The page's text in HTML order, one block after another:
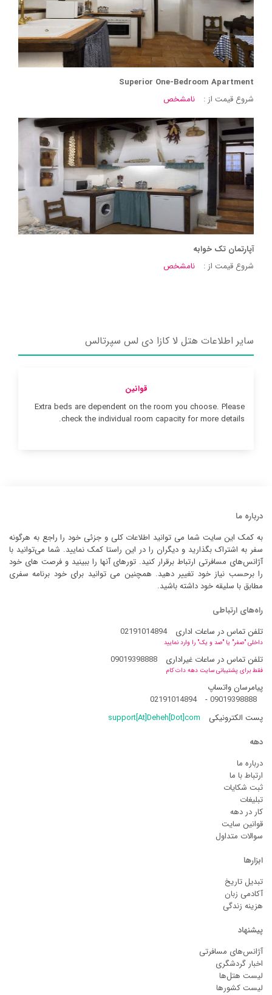
Superior One-Bedroom Apartment
شروع قیمت از :
نامشخص
آپارتمان تک خوابه
شروع قیمت از :
نامشخص
سایر اطلاعات هتل لا کازا دی لس سپرتالس
قوانین
Extra beds are dependent on the room you choose. Please
check the individual room capacity for more details.
درباره ما
به کمک این سایت شما می توانید اطلاعات کلی و جزئی خود را راجع به هرگونه
سفر به اشتراک بگذارید و دیگران را در این راستا کمک نمایید. شما می‌توانید با
آژانس‌های مسافرتی ارتباط برقرار کنید. تورهای آنها را ببینید و فرصت های خود
را برحسب نیاز خود تغییر دهید. همچنین می توانید برای خود برنامه سفری
مطابق با سلیقه خود داشته باشید.
راه‌های ارتباطی
تلفن تماس در ساعات اداری
02191014894
داخلی "صفر" یا "صد و یک" را وارد نمایید
تلفن تماس در ساعات غیراداری 09019398888
فقط برای پشتیبانی سایت دهه دات کام
پیامرسان واتساپ
09019398888
-
02191014894
پست الکترونیکی
support[At]Deheh[Dot]com
دهه
درباره ما
ارتباط با ما
ثبت شکایات
تبلیغات
کار در دهه
قوانین سایت
سوالات متداول
ابزارها
تبدیل تاریخ
آکادمی زبان
هزینه زندگی
پیشنهاد
آژانس‌های مسافرتی
اخبار گردشگری
لیست هتل‌ها
لیست کشورها